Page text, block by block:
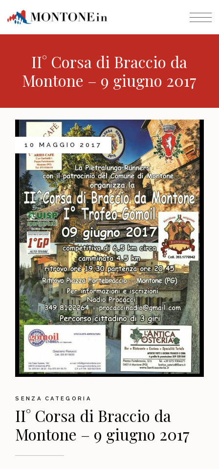
II° Corsa di Braccio da
Montone – 9 giugno 2017
10 MAGGIO 2017
SENZA CATEGORIA
II° Corsa di Braccio da
Montone – 9 giugno 2017